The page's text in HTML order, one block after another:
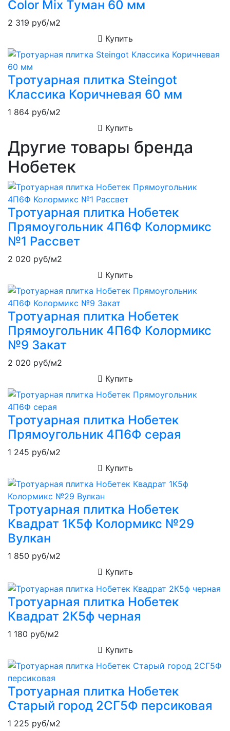
Color Mix Туман 60 мм
2 319 руб/м2
Купить
Тротуарная плитка Steingot
Классика Коричневая 60 мм
1 864 руб/м2
Купить
Другие товары бренда
Нобетек
Тротуарная плитка Нобетек
Прямоугольник 4П6Ф Колормикс
№1 Рассвет
2 020 руб/м2
Купить
Тротуарная плитка Нобетек
Прямоугольник 4П6Ф Колормикс
№9 Закат
2 020 руб/м2
Купить
Тротуарная плитка Нобетек
Прямоугольник 4П6Ф серая
1 245 руб/м2
Купить
Тротуарная плитка Нобетек
Квадрат 1К5ф Колормикс №29
Вулкан
1 850 руб/м2
Купить
Тротуарная плитка Нобетек
Квадрат 2К5ф черная
1 180 руб/м2
Купить
Тротуарная плитка Нобетек
Старый город 2СГ5Ф персиковая
1 225 руб/м2